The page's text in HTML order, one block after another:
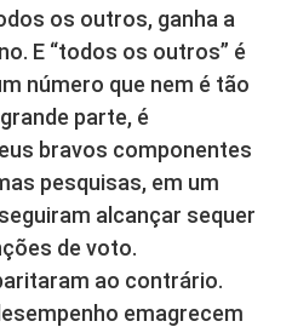
os outros, ganha a
E “todos os outros” é
número que nem é tão
parte, é
bravos componentes
pesquisas, em um
alcançar sequer
de voto.
ao contrário.
emagrecem